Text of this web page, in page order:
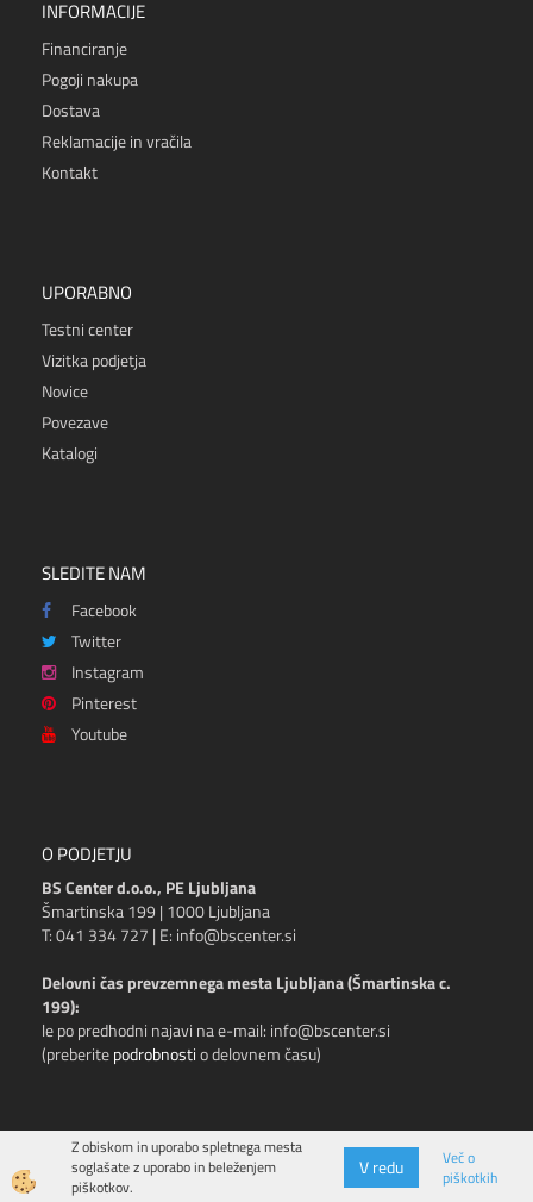
INFORMACIJE
Financiranje
Pogoji nakupa
Dostava
Reklamacije in vračila
Kontakt
UPORABNO
Testni center
Vizitka podjetja
Novice
Povezave
Katalogi
SLEDITE NAM
Facebook
Twitter
Instagram
Pinterest
Youtube
O PODJETJU
BS Center d.o.o., PE Ljubljana
Šmartinska 199 | 1000 Ljubljana
T: 041 334 727 | E: info@bscenter.si
Delovni čas prevzemnega mesta Ljubljana (Šmartinska c.
199):
le po predhodni najavi na e-mail: info@bscenter.si
(preberitepodrobnostio delovnem času)
Izdelava spletne trgovine
Z obiskom in uporabo spletnega mesta
soglašate z uporabo in beleženjem
piškotkov.
V redu
Več o
piškotkih